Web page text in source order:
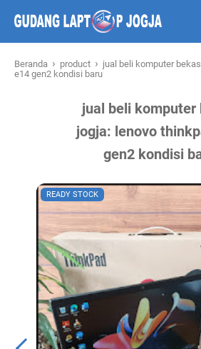
Beranda › product › jual beli komputer
e14 gen2 kondisi baru
jual beli komputer
jogja: lenovo
gen2 kondisi
READY STOCK